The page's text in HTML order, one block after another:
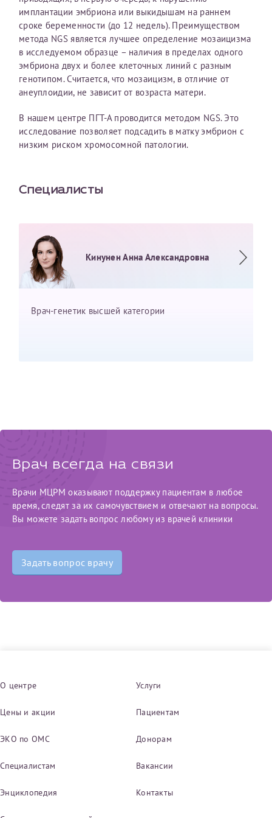
имплантации эмбриона или выкидышам на раннем
сроке беременности (до 12 недель). Преимуществом
метода NGS является лучшее определение мозаицизма
в исследуемом образце – наличия в пределах одного
эмбриона двух и более клеточных линий с разным
генотипом. Считается, что мозаицизм, в отличие от
анеуплоидии, не зависит от возраста матери.
В нашем центре ПГТ-А проводится методом NGS. Это
исследование позволяет подсадить в матку эмбрион с
низким риском хромосомной патологии.
Специалисты
Кинунен Анна Александровна
Врач-генетик высшей категории
Врач всегда на связи
Врачи МЦРМ оказывают поддержку пациентам в любое
время, следят за их самочувствием и отвечают на вопросы.
Вы можете задать вопрос любому из врачей клиники
Задать вопрос врачу
О центре Услуги
Цены и акции Пациентам
ЭКО по ОМС Донорам
Специалистам Вакансии
Энциклопедия Контакты
Принимаю условияСоглашения на обработку
персональных данных
Записаться на прием
Отчество*
Дата рождения*
Фамилия*
Имя*
Отчество*
2022
2024
2025
Получение справки
Электронная почта*